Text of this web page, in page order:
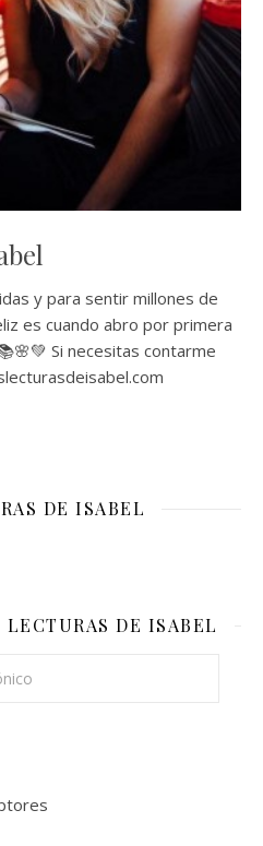
y para sentir millones de
es cuando abro por primera
Si necesitas contarme
DE ISABEL
DE ISABEL